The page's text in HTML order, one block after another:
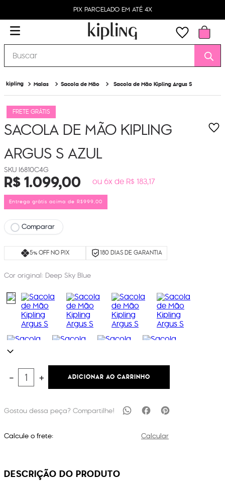
PIX PARCELADO EM ATÉ 4X
Buscar
Malas Sacola de Mão Sacola de Mão Kipling Argus S
FRETE GRÁTIS
SACOLA DE MÃO KIPLING
ARGUS SAZUL
I6810C4G
R$1.099,00 ou 6x de R$ 183,17
Entrega grátis acima de R$999,00
Comparar
5% OFF NO PIX 180 DIAS DE GARANTIA
Cor original: Deep Sky Blue
＋
－ ADICIONAR AO CARRINHO
Calcule o frete: Calcular
DESCRIÇÃO DO PRODUTO